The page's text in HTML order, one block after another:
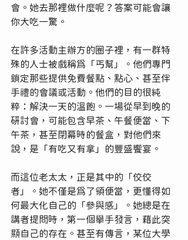
會。她去那裡做什麼呢？答案可能會讓
你大吃一驚。
在許多活動主辦方的圈子裡，有一群特
殊的人士被戲稱為「丐幫」。他們專門
鎖定那些提供免費餐點、點心、甚至伴
手禮的會議或活動。他們的目的很純
粹：解決一天的溫飽。一場從早到晚的
研討會，可能包含早茶、午餐便當、下
午茶，甚至閉幕時的餐盒，對他們來
說，是「有吃又有拿」的豐盛饗宴。
而這位老太太，正是其中的「佼佼
者」。她不僅是為了領便當，更懂得如
何最大化自己的「參與感」。她總是在
講者提問時，第一個舉手發言，藉此突
顯自己的存在。甚至有傳言，某位大學